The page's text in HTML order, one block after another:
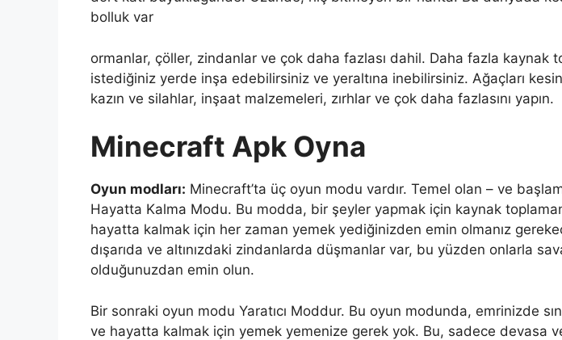
bolluk var
ormanlar, çöller, zindanlar ve çok daha fazlası dahil. Daha fazla kaynak
istediğiniz yerde inşa edebilirsiniz ve yeraltına inebilirsiniz. Ağaçları
kazın ve silahlar, inşaat malzemeleri, zırhlar ve çok daha fazlasını yapın.
Minecraft Apk Oyna
Oyun modları: Minecraft’ta üç oyun modu vardır. Temel olan – ve
Hayatta Kalma Modu. Bu modda, bir şeyler yapmak için kaynak
hayatta kalmak için her zaman yemek yediğinizden emin olmanız
dışarıda ve altınızdaki zindanlarda düşmanlar var, bu yüzden onlarla
olduğunuzdan emin olun.
Bir sonraki oyun modu Yaratıcı Moddur. Bu oyun modunda, emrinizde
ve hayatta kalmak için yemek yemenize gerek yok. Bu, sadece devasa